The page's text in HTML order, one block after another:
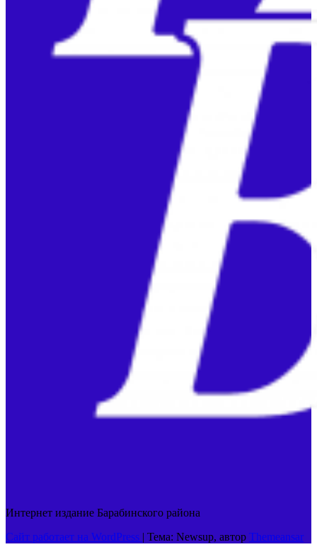
Интернет издание Барабинского района
Сайт работает на WordPress | Тема: Newsup, автор Themeansar